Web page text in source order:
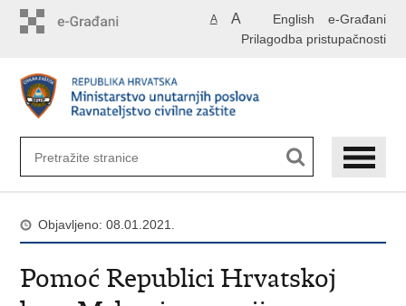
English e-Građani
A A
Prilagodba pristupačnosti
Objavljeno: 08.01.2021.
Pomoć Republici Hrvatskoj